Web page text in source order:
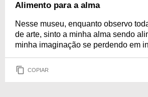
Alimento para a alma
Nesse museu, enquanto observo
de arte, sinto a minha alma sendo
minha imaginação se perdendo em
COPIAR